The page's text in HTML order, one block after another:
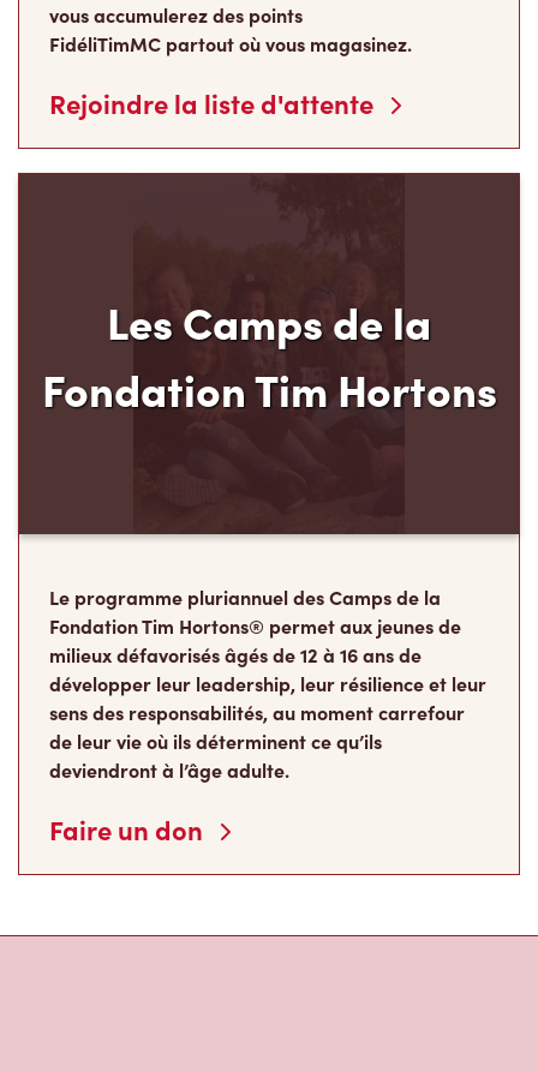
vous accumulerez des points
FidéliTimMC partout où vous magasinez.
Rejoindre la liste d'attente
Les Camps de la
Fondation Tim Hortons
Le programme pluriannuel des Camps de la
Fondation Tim Hortons® permet aux jeunes de
milieux défavorisés âgés de 12 à 16 ans de
développer leur leadership, leur résilience et leur
sens des responsabilités, au moment carrefour
de leur vie où ils déterminent ce qu’ils
deviendront à l’âge adulte.
Faire un don